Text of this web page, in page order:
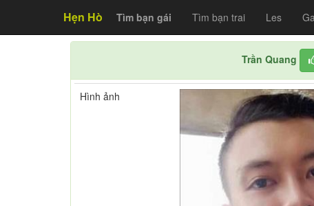
Hẹn Hò Tìm bạn gái Tìm bạn trai Les
Trần Quang
Hình ảnh